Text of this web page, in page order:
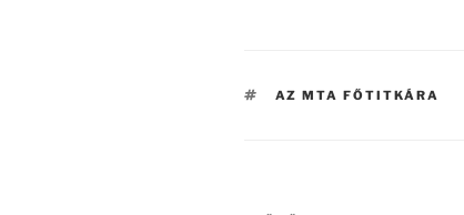
CÍMKÉK
AZ MTA FŐTITKÁRA